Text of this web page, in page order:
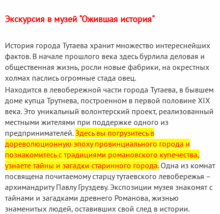
Экскурсия в музей "Ожившая история"
История города Тутаева хранит множество интереснейших
фактов. В начале прошлого века здесь бурлила деловая и
общественная жизнь, росли новые фабрики, на окрестных
холмах паслись огромные стада овец.
Находится в левобережной части города Тутаева, в бывшем
доме купца Трутнева, построенном в первой половине XIX
века. Это уникальный волонтерский проект, реализованный
местными жителями при поддержке одного из
предпринимателей.Здесь вы погрузитесь в
дореволюционную эпоху провинциального города и
познакомитесь с традициями романовского купечества,
узнаете тайны и загадки старинного города.Одна из комнат
посвящена почитаемому старцу тутаевского левобережья –
архимандриту Павлу Груздеву. Экспозиции музея знакомят с
тайнами и загадками древнего Романова, жизнью
знаменитых людей, оставивших свой след в истории.